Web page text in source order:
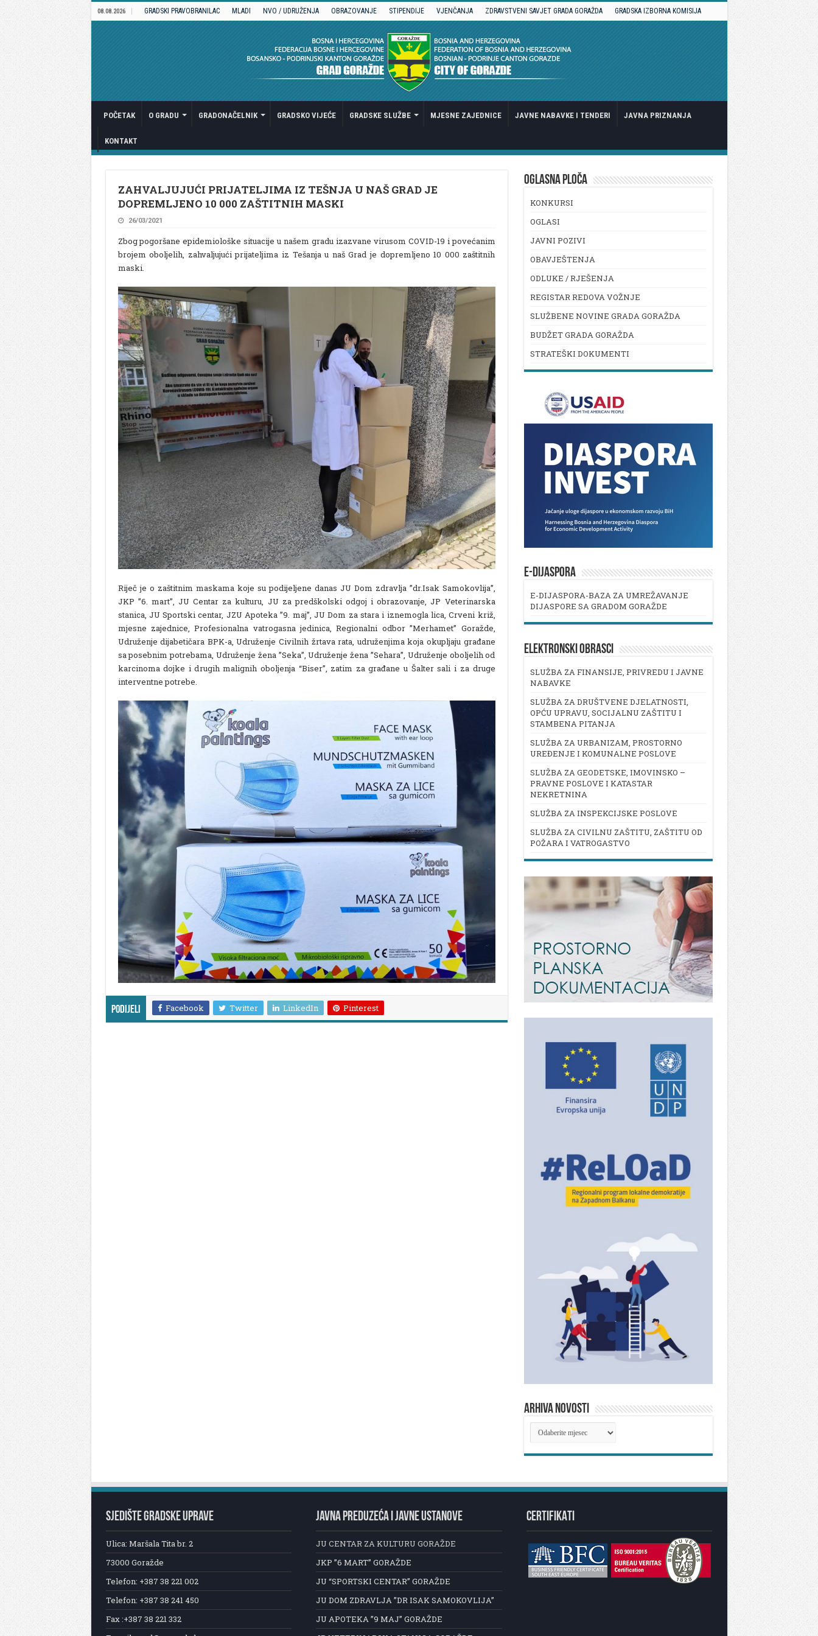
08.08.2026 GRADSKI PRAVOBRANILAC MLADI NVO / UDRUŽENJA OBRAZOVANJE STIPENDIJE VJENČANJA ZDRAVSTVENI SAVJET GRADA GORAŽDA GRADSKA IZBORNA KOMISIJA
POČETAK O GRADU GRADONAČELNIK GRADSKO VIJEĆE GRADSKE SLUŽBE MJESNE ZAJEDNICE JAVNE NABAVKE I TENDERI JAVNA PRIZNANJA
KONTAKT
ZAHVALJUJUĆI PRIJATELJIMA IZ TEŠNJA U NAŠ GRAD JE
DOPREMLJENO 10 000 ZAŠTITNIH MASKI
26/03/2021
Zbog pogoršane epidemiološke situacije u našem gradu izazvane virusom COVID-19 i povećanim
brojem oboljelih, zahvaljujući prijateljima iz Tešanja u naš Grad je dopremljeno 10 000 zaštitnih
maski.
Riječ je o zaštitnim maskama koje su podijeljene danas JU Dom zdravlja ”dr.Isak Samokovlija”,
JKP ”6. mart”, JU Centar za kulturu, JU za predškolski odgoj i obrazovanje, JP Veterinarska
stanica, JU Sportski centar, JZU Apoteka ”9. maj”, JU Dom za stara i iznemogla lica, Crveni križ,
mjesne zajednice, Profesionalna vatrogasna jedinica, Regionalni odbor ”Merhamet” Goražde,
Udruženje dijabetičara BPK-a, Udruženje Civilnih žrtava rata, udruženjima koja okupljaju građane
sa posebnim potrebama, Udruženje žena ”Seka”, Udruženje žena ”Sehara”, Udruženje oboljelih od
karcinoma dojke i drugih malignih oboljenja “Biser”, zatim za građane u Šalter sali i za druge
interventne potrebe.
Podijeli Facebook Twitter LinkedIn Pinterest
OGLASNA PLOČA
KONKURSI
OGLASI
JAVNI POZIVI
OBAVJEŠTENJA
ODLUKE / RJEŠENJA
REGISTAR REDOVA VOŽNJE
SLUŽBENE NOVINE GRADA GORAŽDA
BUDŽET GRADA GORAŽDA
STRATEŠKI DOKUMENTI
E-DIJASPORA
E-DIJASPORA-BAZA ZA UMREŽAVANJE
DIJASPORE SA GRADOM GORAŽDE
ELEKTRONSKI OBRASCI
SLUŽBA ZA FINANSIJE, PRIVREDU I JAVNE
NABAVKE
SLUŽBA ZA DRUŠTVENE DJELATNOSTI,
OPĆU UPRAVU, SOCIJALNU ZAŠTITU I
STAMBENA PITANJA
SLUŽBA ZA URBANIZAM, PROSTORNO
UREĐENJE I KOMUNALNE POSLOVE
SLUŽBA ZA GEODETSKE, IMOVINSKO –
PRAVNE POSLOVE I KATASTAR
NEKRETNINA
SLUŽBA ZA INSPEKCIJSKE POSLOVE
SLUŽBA ZA CIVILNU ZAŠTITU, ZAŠTITU OD
POŽARA I VATROGASTVO
ARHIVA NOVOSTI
ARHIVA
NOVOSTI
SJEDIŠTE GRADSKE UPRAVE
Ulica: Maršala Tita br. 2
73000 Goražde
Telefon: +387 38 221 002
Telefon: +387 38 241 450
Fax :+387 38 221 332
JAVNA PREDUZEĆA I JAVNE USTANOVE
JU CENTAR ZA KULTURU GORAŽDE
JKP ”6 MART” GORAŽDE
JU “SPORTSKI CENTAR” GORAŽDE
JU DOM ZDRAVLJA ”DR ISAK SAMOKOVLIJA”
JU APOTEKA ”9 MAJ” GORAŽDE
CERTIFIKATI